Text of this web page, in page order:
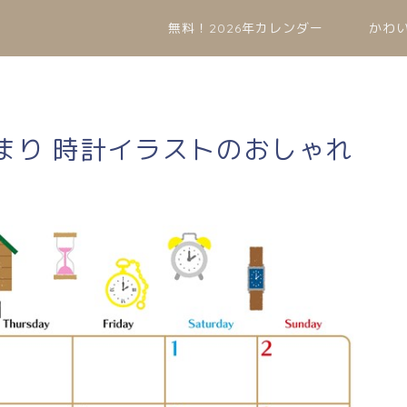
無料！2026年カレンダー かわ
時計イラストのおしゃれ